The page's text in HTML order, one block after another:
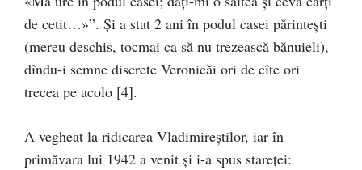
de cetit…»”. Şi a stat 2 ani în podul casei părinteşti
(mereu deschis, tocmai ca să nu trezească bănuieli),
dîndu-i semne discrete Veronicăi ori de cîte ori
trecea pe acolo [4].
A vegheat la ridicarea Vladimireştilor, iar în
primăvara lui 1942 a venit şi i-a spus stareţei: